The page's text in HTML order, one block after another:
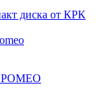
диска от КРК
РОМЕО